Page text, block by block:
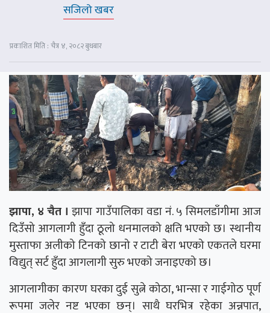
सजिलो खबर
प्रकाशित मिति : चैत्र ४, २०८२ बुधबार
झापा, ४ चैत । झापा गाउँपालिका वडा नं. ५ सिमलडाँगीमा आज
दिउँसो आगलागी हुँदा ठूलो धनमालको क्षति भएको छ। स्थानीय
मुस्ताफा अलीको टिनको छानो र टाटी बेरा भएको एकतले घरमा
विद्युत् सर्ट हुँदा आगलागी सुरु भएको जनाइएको छ।
आगलागीका कारण घरका दुई सुत्ने कोठा, भान्सा र गाईगोठ पूर्ण
रूपमा जलेर नष्ट भएका छन्। साथै घरभित्र रहेका अन्नपात,